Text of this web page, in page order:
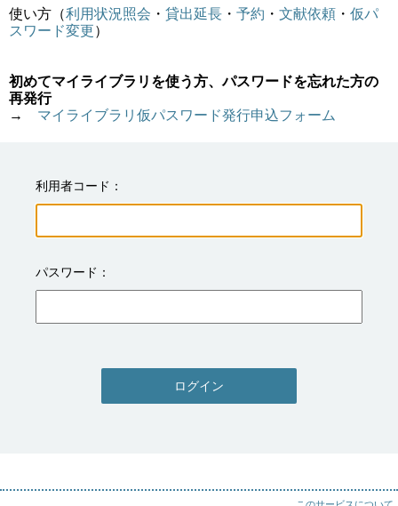
使い方（利用状況照会 ・ 貸出延長 ・ 予約 ・ 文献依頼 ・ 仮パ
スワード変更）
初めてマイライブラリを使う方、パスワードを忘れた方の
再発行
→ マイライブラリ仮パスワード発行申込フォーム
利用者コード
パスワード
ログイン